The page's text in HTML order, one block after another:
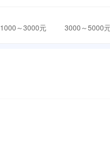
1000～3000元 3000～5000